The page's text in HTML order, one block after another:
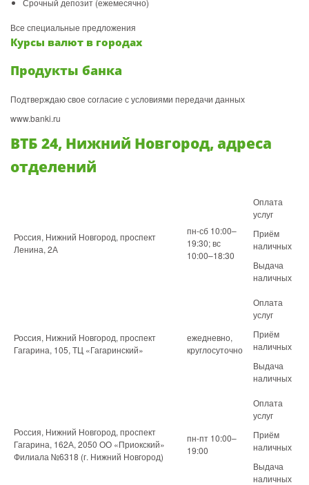
Все специальные предложения
Курсы валют в городах
Продукты банка
Подтверждаю свое согласие с условиями передачи данных
www.banki.ru
ВТБ 24, Нижний Новгород, адреса
отделений
Россия, Нижний Новгород, проспект
Ленина, 2А
пн-сб 10:00–
19:30; вс
10:00–18:30
Оплата
услуг
Приём
наличных
Выдача
наличных
Россия, Нижний Новгород, проспект
Гагарина, 105, ТЦ «Гагаринский»
ежедневно,
круглосуточно
Оплата
услуг
Приём
наличных
Выдача
наличных
Россия, Нижний Новгород, проспект
Гагарина, 162А, 2050 ОО «Приокский»
Филиала №6318 (г. Нижний Новгород)
пн-пт 10:00–
19:00
Оплата
услуг
Приём
наличных
Выдача
наличных